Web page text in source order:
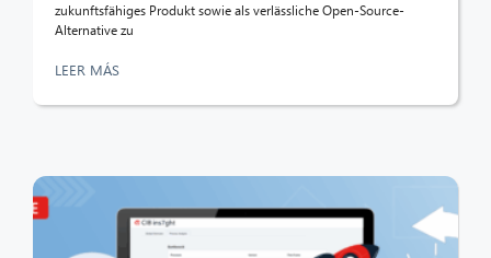
zukunftsfähiges Produkt sowie als verlässliche Open-Source-
Alternative zu
LEER MÁS